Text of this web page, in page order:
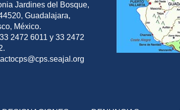
Jardines del Bosque,
Guadalajara,
México.
2472 6011 y 33 2472